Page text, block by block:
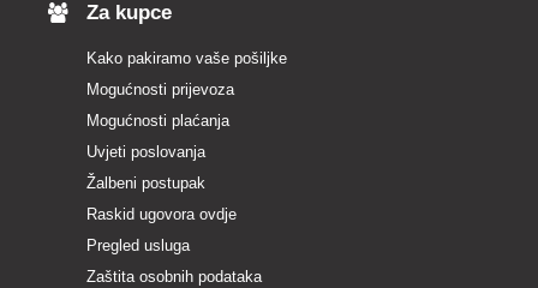
Za kupce
Kako pakiramo vaše pošiljke
Mogućnosti prijevoza
Mogućnosti plaćanja
Uvjeti poslovanja
Žalbeni postupak
Raskid ugovora ovdje
Pregled usluga
Zaštita osobnih podataka